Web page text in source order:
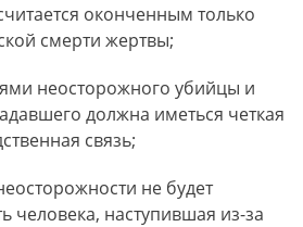
оконченным только
смерти жертвы;
неосторожного убийцы и
должна иметься четкая
связь;
не будет
человека, наступившая из-за